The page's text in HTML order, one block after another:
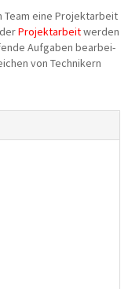
Team eine Pro­jekt­ar­beit
Pro­jekt­ar­beitwer­den
Auf­ga­ben bear­bei­
von Tech­ni­kern